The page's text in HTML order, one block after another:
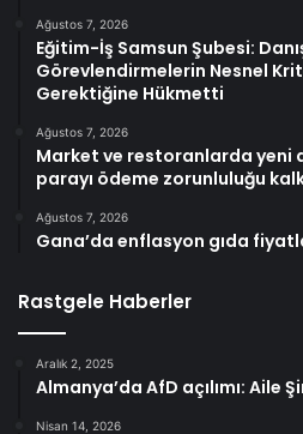
Ağustos 7, 2026
Eğitim-İş Samsun Şubesi:
Görevlendirmelerin Nesnel
Gerektiğine Hükmetti
Ağustos 7, 2026
Market ve restoranlarda yeni
parayı ödeme zorunluluğu
Ağustos 7, 2026
Gana’da enflasyon gıda
Rastgele Haberler
Aralık 2, 2025
Almanya’da AfD açılımı: Aile
Nisan 14, 2026